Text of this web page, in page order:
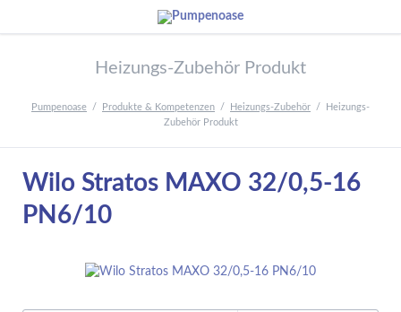
Heizungs-Zubehör Produkt
Pumpenoase Produkte & Kompetenzen Heizungs-Zubehör
Heizungs-
Zubehör Produkt
Wilo Stratos MAXO 32/0,5-16
PN6/10